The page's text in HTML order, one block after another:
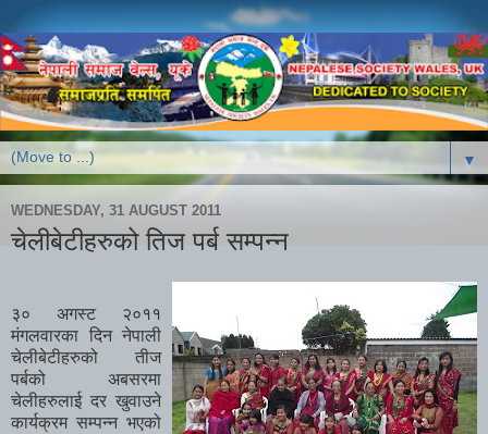
▼
WEDNESDAY, 31 AUGUST 2011
चेलीबेटीहरुको तिज पर्ब सम्पन्न
३० अगस्ट २०११
मंगलवारका दिन नेपाली
चेलीबेटीहरुको तीज
पर्बको अबसरमा
चेलीहरुलाई दर खुवाउने
कार्यक्रम सम्पन्न भएको